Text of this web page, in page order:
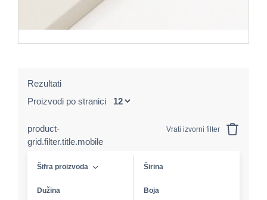
Rezultati
Proizvodi po stranici
product-
grid.filter.title.mobile
Vrati izvorni filter
Šifra proizvoda Širina
Dužina Boja